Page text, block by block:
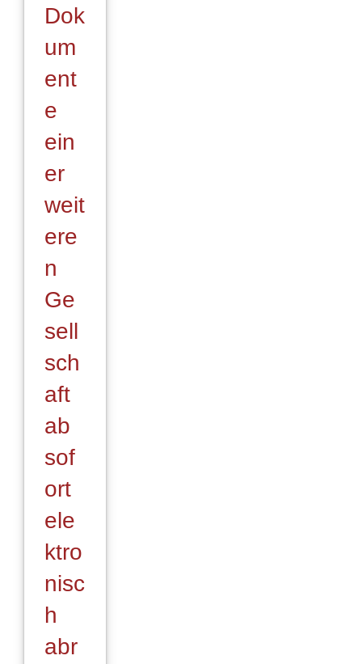
Dok
um
ent
e
ein
er
weit
ere
n
Ge
sell
sch
aft
ab
sof
ort
ele
ktro
nisc
h
abr